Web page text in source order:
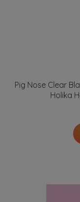
Pig Nose Clear
Holika